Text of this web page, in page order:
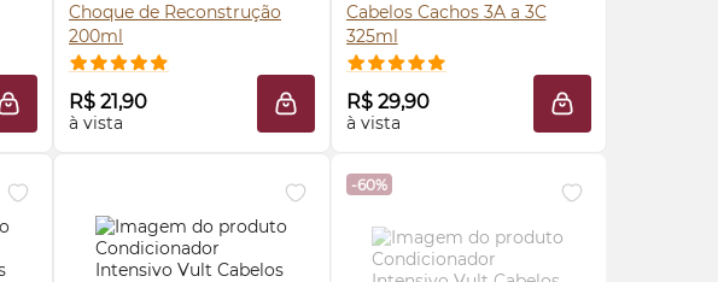
ADICIONAR À SACOLA
Choque de Reconstrução
200ml
R$ 21,90
à vista
COMPRE AGORA ❯
ADICIONAR À SACOLA
Cabelos Cachos 3A a 3C
325ml
R$ 29,90
à vista
COMPRE AGORA ❯
ADICIONAR À
-60%